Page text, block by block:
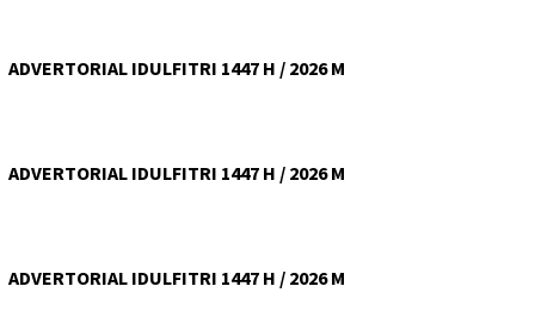
ADVERTORIAL IDULFITRI 1447 H / 2026 M
ADVERTORIAL IDULFITRI 1447 H / 2026 M
ADVERTORIAL IDULFITRI 1447 H / 2026 M